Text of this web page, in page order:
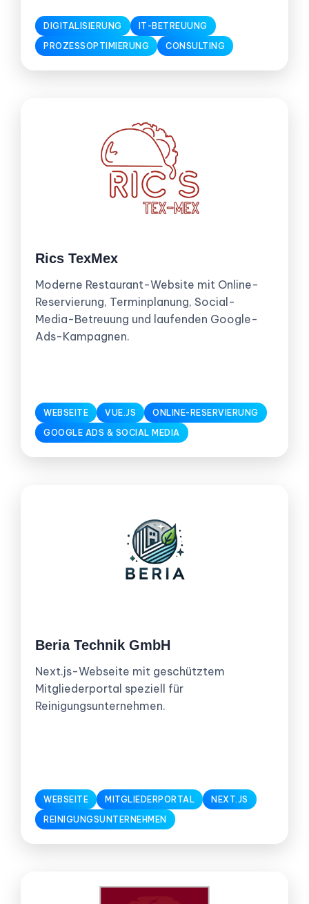
DIGITALISIERUNG
IT-BETREUUNG
PROZESSOPTIMIERUNG
CONSULTING
Rics TexMex
Moderne Restaurant-Website mit Online-
Reservierung, Terminplanung, Social-
Media-Betreuung und laufenden Google-
Ads-Kampagnen.
WEBSEITE VUE.JS
ONLINE-RESERVIERUNG
GOOGLE ADS & SOCIAL MEDIA
Beria Technik GmbH
Next.js-Webseite mit geschütztem
Mitgliederportal speziell für
Reinigungsunternehmen.
WEBSEITE MITGLIEDERPORTAL
NEXT.JS
REINIGUNGSUNTERNEHMEN